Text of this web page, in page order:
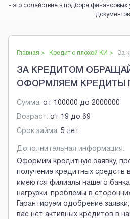
- это содействие в подборе
документов.
Главная > Кредит с плохой КИ > За
ЗА КРЕДИТОМ
ОФОРМЛЯЕМ КРЕДИТЫ
Сумма: от 100000 до 2000000
Возраст: от 19 до 69
Срок займа: 5 лет
Дополнительная информация:
Оформим кредитную заявку,
получение кредитных средств
имеются филиалы нашего
нагрузки, проблемы в
Гарантируем одобрение
вас нет активных кредитов в